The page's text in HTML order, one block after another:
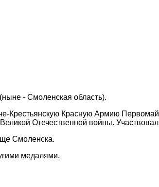
- Смоленская область).
Крестьянскую Красную Армию
Отечественной войны.
Смоленска.
медалями.